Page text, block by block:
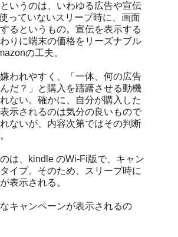
いうのは、いわゆる広告や宣伝
っていないスリープ時に、画面
るというもの。宣伝を表示する
りに端末の価格をリーズナブル
の工夫。
われやすく、「一体、何の広告
だ？」と購入を躊躇させる動機
ない。確かに、自分が購入した
示されるのは気分の良いもので
ないが、内容次第ではその判断
は、kindle のWi-Fi版で、キャン
イプ。そのため、スリープ時に
表示される。
キャンペーンが表示されるの